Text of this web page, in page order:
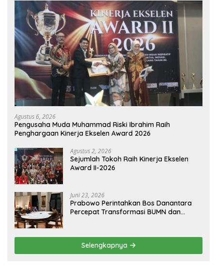
Agustus 6, 2026
Pengusaha Muda Muhammad Riski Ibrahim Raih
Penghargaan Kinerja Ekselen Award 2026
Agustus 2, 2026
Sejumlah Tokoh Raih Kinerja Ekselen
Award II-2026
Juni 23, 2026
Prabowo Perintahkan Bos Danantara
Percepat Transformasi BUMN dan
Selengkapnya